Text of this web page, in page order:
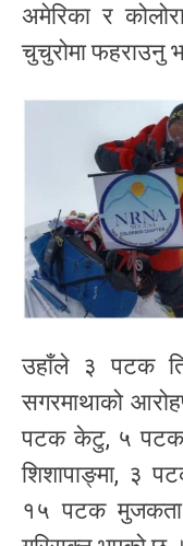
अमेरिका र
चुचुरोमा फहराउनु
उहाँले ३ पटक
सगरमाथाको
पटक केटु, ५ पटक
शिशापाङ्मा, ३
१५ पटक